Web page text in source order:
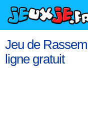
Jeu de
ligne gratuit